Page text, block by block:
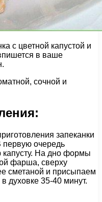
с цветной капустой и
в ваше
сочной и
запеканки
первую очередь
капусту. На дно формы
фарша, сверху
сметаной и присыпаем
духовке 35-40 минут.